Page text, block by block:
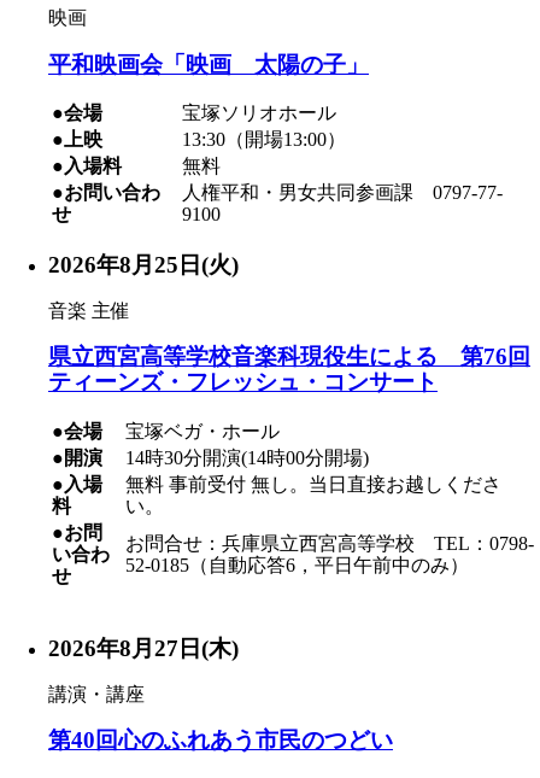
映画
平和映画会「映画 太陽の子」
●会場
宝塚ソリオホール
●上映
13:30（開場13:00）
●入場料
無料
●お問い合わ
せ
人権平和・男女共同参画課 0797-77-
9100
2026年8月25日(火)
音楽 主催
県立西宮高等学校音楽科現役生による 第76回
ティーンズ・フレッシュ・コンサート
●会場
宝塚ベガ・ホール
●開演
14時30分開演(14時00分開場)
●入場
料
無料 事前受付 無し。当日直接お越しくださ
い。
●お問
い合わ
せ
お問合せ：兵庫県立西宮高等学校 TEL：0798-
52-0185（自動応答6，平日午前中のみ）
2026年8月27日(木)
講演・講座
第40回心のふれあう市民のつどい